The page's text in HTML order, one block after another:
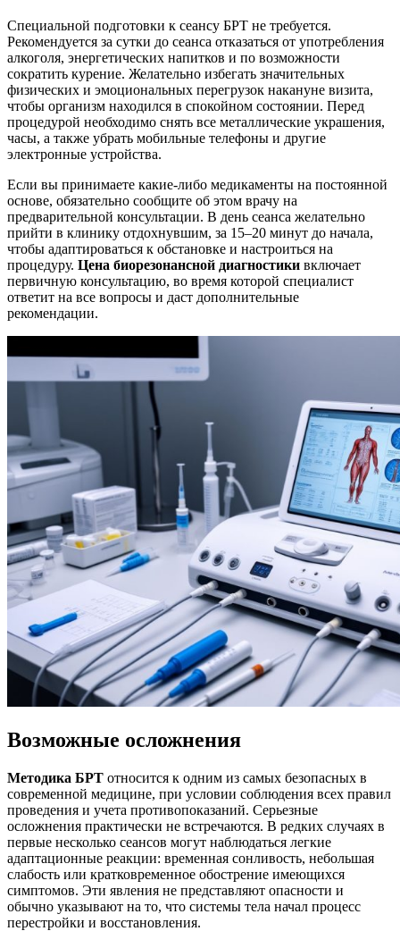
Специальной подготовки к сеансу БРТ не требуется.
Рекомендуется за сутки до сеанса отказаться от употребления
алкоголя, энергетических напитков и по возможности
сократить курение. Желательно избегать значительных
физических и эмоциональных перегрузок накануне визита,
чтобы организм находился в спокойном состоянии. Перед
процедурой необходимо снять все металлические украшения,
часы, а также убрать мобильные телефоны и другие
электронные устройства.
Если вы принимаете какие-либо медикаменты на постоянной
основе, обязательно сообщите об этом врачу на
предварительной консультации. В день сеанса желательно
прийти в клинику отдохнувшим, за 15–20 минут до начала,
чтобы адаптироваться к обстановке и настроиться на
процедуру. Цена биорезонансной диагностики включает
первичную консультацию, во время которой специалист
ответит на все вопросы и даст дополнительные
рекомендации.
Возможные осложнения
Методика БРТ относится к одним из самых безопасных в
современной медицине, при условии соблюдения всех правил
проведения и учета противопоказаний. Серьезные
осложнения практически не встречаются. В редких случаях в
первые несколько сеансов могут наблюдаться легкие
адаптационные реакции: временная сонливость, небольшая
слабость или кратковременное обострение имеющихся
симптомов. Эти явления не представляют опасности и
обычно указывают на то, что системы тела начал процесс
перестройки и восстановления.